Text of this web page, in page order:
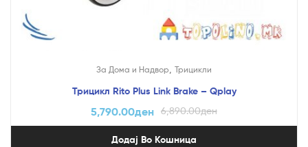
За Дома и Надвор Трицикли
Трицикл Rito Plus Link Brake – Qplay
6,890.00ден
5,790.00ден
Додај Во Кошница